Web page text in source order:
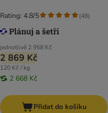
jednotlivě 2 958 Kč
2 869 Kč
120 Kč / kg
2 668 Kč
Rating: 4.8/5 (48)
Přidat do košíku